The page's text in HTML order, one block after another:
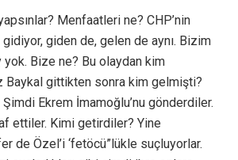
Menfaatleri ne? CHP’nin
gidiyor, giden de, gelen de aynı. Bizim
Bize ne? Bu olaydan kim
Baykal gittikten sonra kim gelmişti?
Şimdi Ekrem İmamoğlu’nu gönderdiler.
ettiler. Kimi getirdiler? Yine
de Özel’i ‘fetöcü”lükle suçluyorlar.